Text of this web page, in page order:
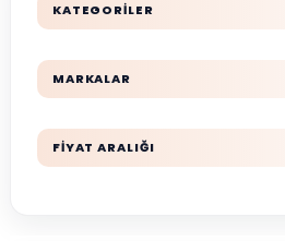
KATEGORİLER
MARKALAR
FİYAT ARALIĞI